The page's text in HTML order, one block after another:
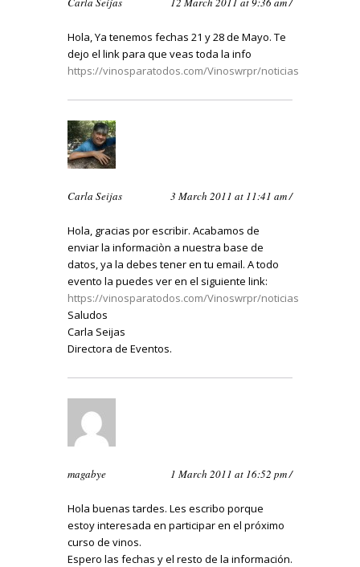
Hola, Ya tenemos fechas 21 y 28 de Mayo. Te
dejo el link para que veas toda la info
https://vinosparatodos.com/Vinoswrpr/noticias
Carla Seijas 3 March 2011 at 11:41 am /
Hola, gracias por escribir. Acabamos de
enviar la informaciòn a nuestra base de
datos, ya la debes tener en tu email. A todo
evento la puedes ver en el siguiente link:
https://vinosparatodos.com/Vinoswrpr/noticias
Saludos
Carla Seijas
Directora de Eventos.
magabye 1 March 2011 at 16:52 pm /
Hola buenas tardes. Les escribo porque
estoy interesada en participar en el próximo
curso de vinos.
Espero las fechas y el resto de la información.